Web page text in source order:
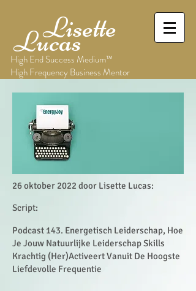
Lisette
Lucas
High End Success Medium™
High Frequency Business Mentor
26 oktober 2022 door Lisette Lucas:
Script:
Podcast 143. Energetisch Leiderschap, Hoe
Je Jouw Natuurlijke Leiderschap Skills
Krachtig (Her)Activeert Vanuit De Hoogste
Liefdevolle Frequentie